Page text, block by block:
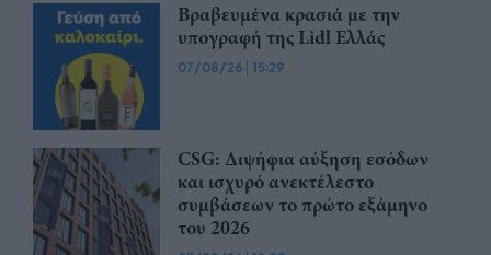
Βραβευμένα κρασιά με την
υπογραφή της Lidl Ελλάς
07/08/26 | 15:29
CSG: Διψήφια αύξηση εσόδων
και ισχυρό ανεκτέλεστο
συμβάσεων το πρώτο εξάμηνο
του 2026